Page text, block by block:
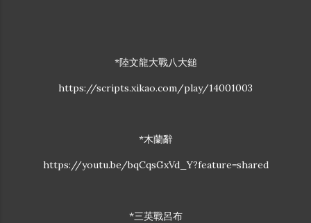
*陸文龍大戰八大鎚
https://scripts.xikao.com/play/14001003
*木蘭辭
https://youtu.be/bqCqsGxVd_Y?feature=shared
*三英戰呂布